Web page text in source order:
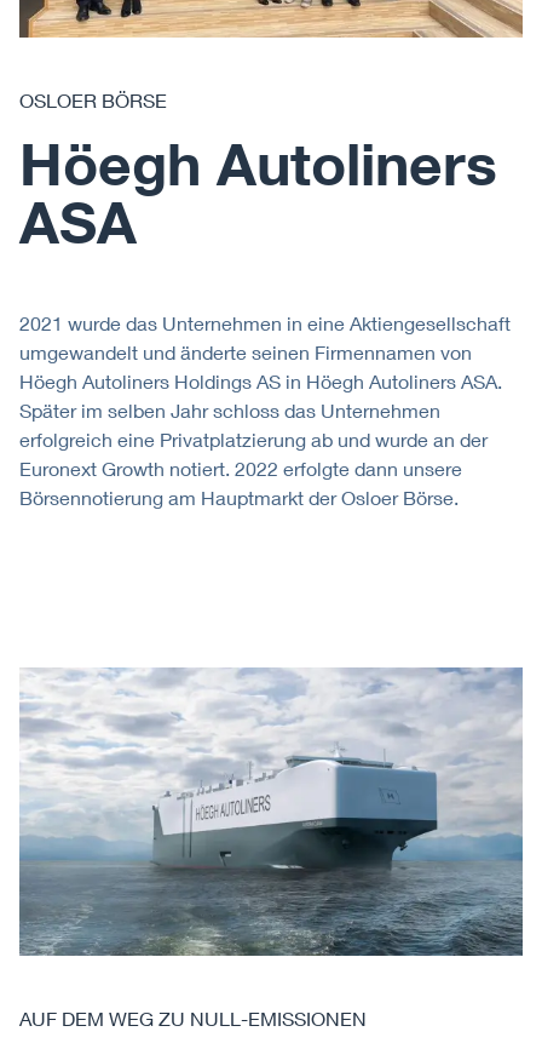
OSLOER BÖRSE
Höegh Autoliners
ASA
2021 wurde das Unternehmen in eine Aktiengesellschaft
umgewandelt und änderte seinen Firmennamen von
Höegh Autoliners Holdings AS in Höegh Autoliners ASA.
Später im selben Jahr schloss das Unternehmen
erfolgreich eine Privatplatzierung ab und wurde an der
Euronext Growth notiert. 2022 erfolgte dann unsere
Börsennotierung am Hauptmarkt der Osloer Börse.
AUF DEM WEG ZU NULL-EMISSIONEN